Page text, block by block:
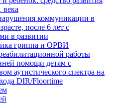
века
коммуникации в
после 6 лет с
в развитии
гриппа и ОРВИ
работы
помощи детям с
аутистического спектра на
DIR/Floortime